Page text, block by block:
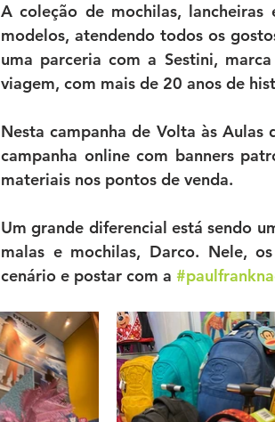
A coleção de mochilas,
modelos, atendendo todos os
uma parceria com a Sestini,
viagem, com mais de 20 anos de
Nesta campanha de Volta às Aulas
campanha online com banners
materiais nos pontos de venda.
Um grande diferencial está sendo
malas e mochilas, Darco. Nele,
cenário e postar com a